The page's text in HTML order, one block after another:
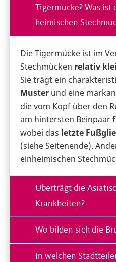
Tigermücke? Was ist
heimischen
Die Tigermücke ist im
Stechmücken relativ
Sie trägt ein
Muster und eine
die vom Kopf über den
am hintersten Beinpaar
wobei das letzte
(siehe Seitenende).
einheimischen
Überträgt die
Krankheiten?
Wo bilden sich die
In welchen